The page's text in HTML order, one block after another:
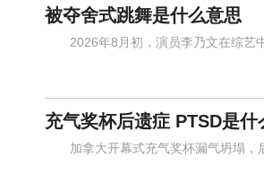
被夺舍式跳舞是什么意思
2026年8月初，演员李乃文在综艺
充气奖杯后遗症 PTSD是什
加拿大开幕式充气奖杯漏气坍塌，